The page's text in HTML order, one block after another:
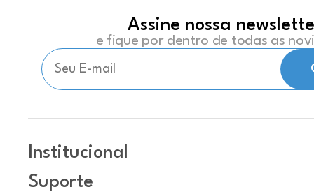
Assine nossa
e fique por dentro de todas as
Institucional
Suporte